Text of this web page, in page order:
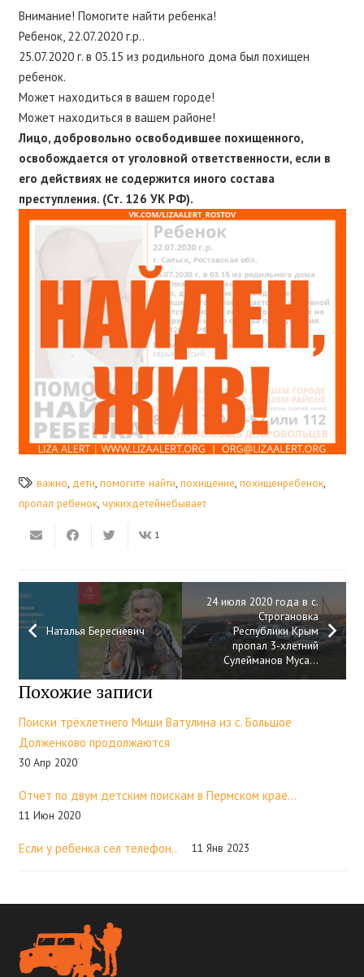
Внимание! Помогите найти ребенка!
Ребенок, 22.07.2020 г.р..
25.07.2020 г. в 03.15 из родильного дома был похищен
ребенок.
Может находиться в вашем городе!
Может находиться в вашем районе!
Лицо, добровольно освободившее похищенного,
освобождается от уголовной ответственности, если в
его действиях не содержится иного состава
преступления. (Ст. 126 УК РФ).
важно, дети, помогите найти, похищение, похищенребенок,
пропал ребенок, чужихдетейнебывает
1
Наталья Бересневич
24 июля 2020 года в с.
Строгановка
Республики Крым
пропал 3-хлетний
Сулейманов Муса…
Похожие записи
Поиски трёхлетнего Миши Ватулина из с. Большое
Долженково продолжаются
30 Апр 2020
Отчет по двум детским поискам в Пермском крае…
11 Июн 2020
Если у ребенка сел телефон.. 11 Янв 2023